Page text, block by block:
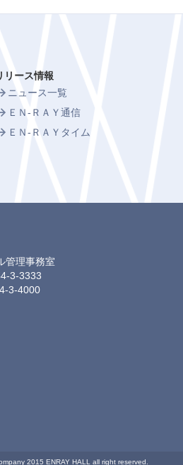
リース情報
ニュース一覧
ＥＮ-ＲＡＹ通信
ＥＮ-ＲＡＹタイム
管理事務室
3-3333
3-4000
2015 ENRAY HALL all right reserved.